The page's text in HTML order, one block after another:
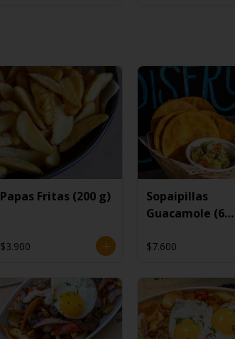
Papas Fritas (200 g)
$3.900
Sopaipillas
Guacamole (6
$7.600